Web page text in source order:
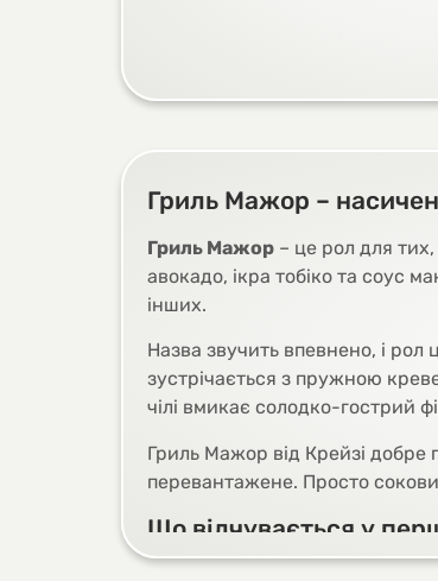
Гриль Мажор –
Гриль Мажор – це рол для
авокадо, ікра тобіко та соус
інших.
Назва звучить впевнено, і
зустрічається з пружною
чілі вмикає солодко-гострий
Гриль Мажор від Крейзі добре
перевантажене. Просто
Що відчувається у